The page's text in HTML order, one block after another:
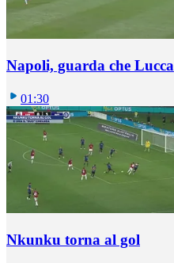
Napoli, guarda che Lucca
01:30
Nkunku torna al gol